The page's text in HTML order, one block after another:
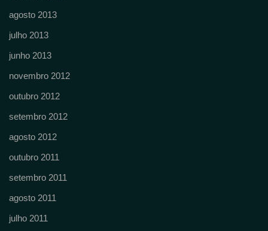
agosto 2013
julho 2013
junho 2013
novembro 2012
outubro 2012
setembro 2012
agosto 2012
outubro 2011
setembro 2011
agosto 2011
julho 2011